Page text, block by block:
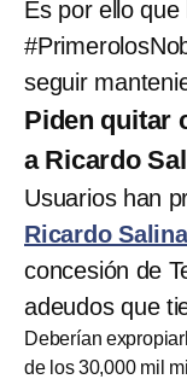
Es por ello
seguir
Piden quitar
a Ricardo
Usuarios han
Ricardo
concesión de
adeudos que
Deberían
de los 30,000 mil